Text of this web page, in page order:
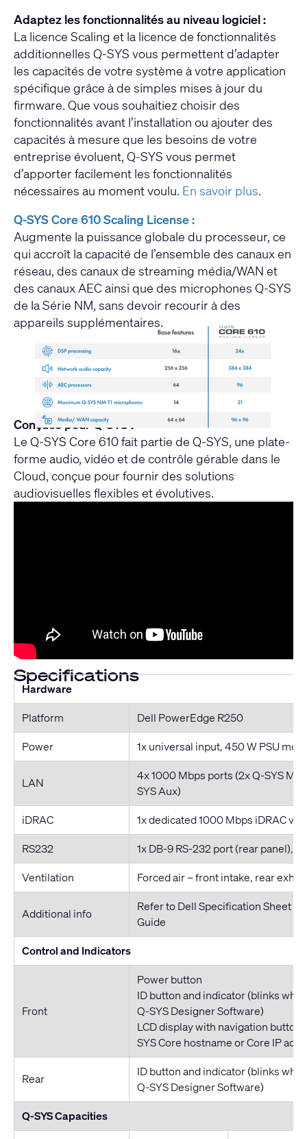
Adaptez les fonctionnalités au niveau logiciel :
La licence Scaling et la licence de fonctionnalités
additionnelles Q-SYS vous permettent d’adapter
les capacités de votre système à votre application
spécifique grâce à de simples mises à jour du
firmware. Que vous souhaitiez choisir des
fonctionnalités avant l’installation ou ajouter des
capacités à mesure que les besoins de votre
entreprise évoluent, Q-SYS vous permet
d’apporter facilement les fonctionnalités
nécessaires au moment voulu. En savoir plus.
Q-SYS Core 610 Scaling License :
Augmente la puissance globale du processeur, ce
qui accroît la capacité de l’ensemble des canaux en
réseau, des canaux de streaming média/WAN et
des canaux AEC ainsi que des microphones Q-SYS
de la Série NM, sans devoir recourir à des
appareils supplémentaires.
Conçues pour Q-SYS :
Le Q-SYS Core 610 fait partie de Q-SYS, une plate-
forme audio, vidéo et de contrôle gérable dans le
Cloud, conçue pour fournir des solutions
audiovisuelles flexibles et évolutives.
Specifications
Hardware
Platform
Dell PowerEdge R250
Power
1x universal input, 450 W PSU
LAN
4x 1000 Mbps ports (2x Q-SYS
SYS Aux)
iDRAC
1x dedicated 1000 Mbps iDRAC
RS232
1x DB-9 RS-232 port (rear panel),
Ventilation
Forced air – front intake, rear
Additional info
Refer to Dell Specification Sheet
Guide
Control and Indicators
Front
Power button
ID button and indicator (blinks
Q-SYS Designer Software)
LCD display with navigation
SYS Core hostname or Core IP
Rear
ID button and indicator (blinks
Q-SYS Designer Software)
Q-SYS Capacities